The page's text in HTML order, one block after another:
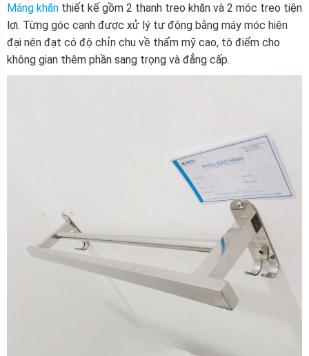
Máng khăn thiết kế gồm 2 thanh treo khăn và 2 móc treo tiện
lợi. Từng góc cạnh được xử lý tự động bằng máy móc hiện
đại nên đạt có độ chỉn chu về thẩm mỹ cao, tô điểm cho
không gian thêm phần sang trọng và đẳng cấp.